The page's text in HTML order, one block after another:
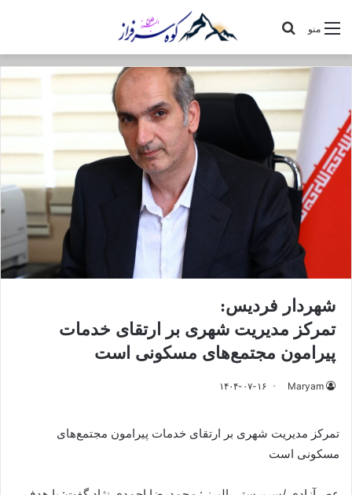
منو
شهردار فردیس:
تمرکز مدیریت شهری بر ارتقای خدمات
پیرامون مجتمع‌های مسکونی است
Maryam ۱۴۰۴-۰۷-۱۶
تمرکز مدیریت شهری بر ارتقای خدمات پیرامون مجتمع‌های
مسکونی است